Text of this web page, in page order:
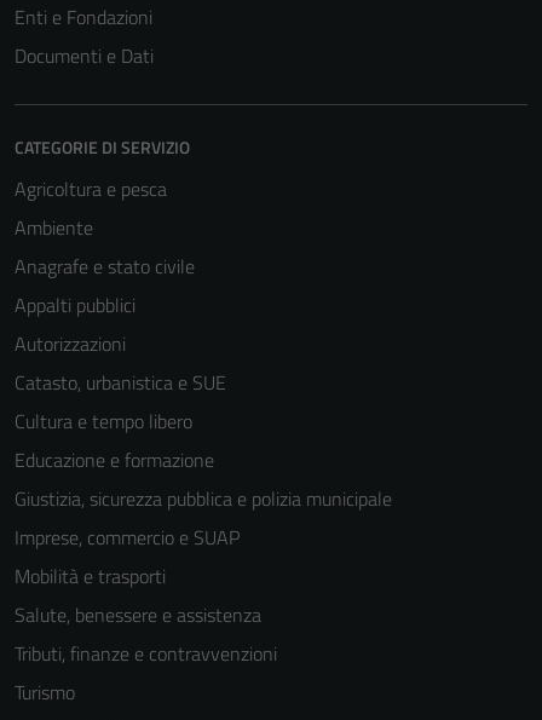
Enti e Fondazioni
Documenti e Dati
CATEGORIE DI SERVIZIO
Agricoltura e pesca
Ambiente
Anagrafe e stato civile
Appalti pubblici
Autorizzazioni
Catasto, urbanistica e SUE
Cultura e tempo libero
Educazione e formazione
Giustizia, sicurezza pubblica e polizia municipale
Imprese, commercio e SUAP
Mobilità e trasporti
Salute, benessere e assistenza
Tributi, finanze e contravvenzioni
Turismo
funzionamento